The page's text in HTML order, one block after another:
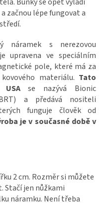
začnou lépe fungovat a
náramek s nerezovou
upravena ve speciálním
pole, které má za
materiálu. Tato
se nazývá Bionic
a předává nositeli
funguje člověk od
je v současné době v
2 cm. Rozměr si můžete
Stačí jen nůžkami
náramku. Není třeba